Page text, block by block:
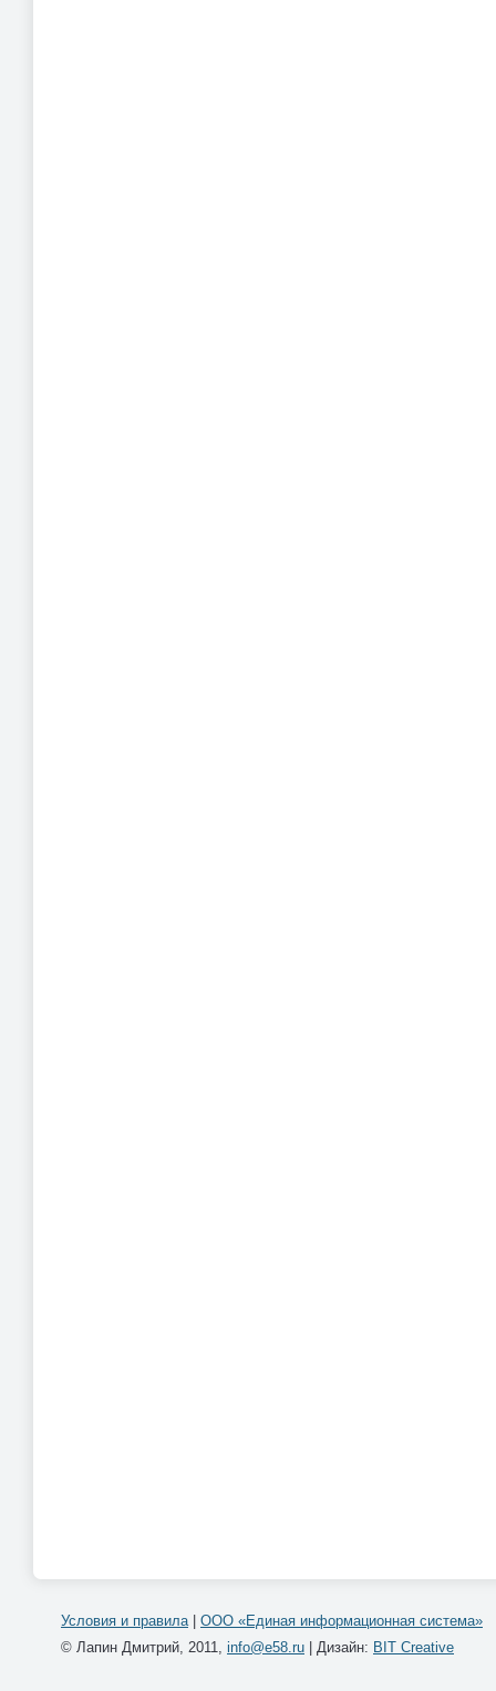
Условия и правила|
ООО «Единая информационная система»
© Лапин Дмитрий, 2011, info@e58.ru | Дизайн: BIT Creative